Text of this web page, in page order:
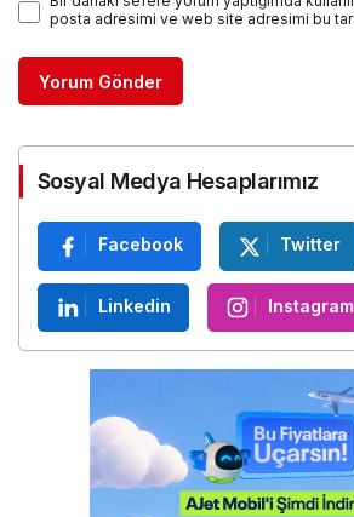
posta adresimi ve web site adresimi bu
Yorum Gönder
Sosyal Medya Hesaplarımız
Facebook Twitter
Linkedin Instagram